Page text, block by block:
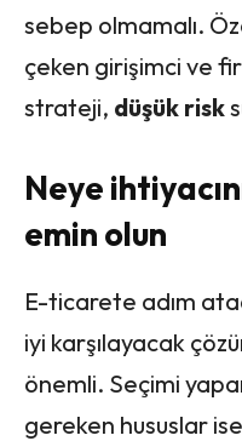
sebep olmamalı.
çeken girişimci ve
strateji, düşük risk
Neye
emin olun
E-ticarete adım
iyi karşılayacak
önemli. Seçimi
gereken hususlar